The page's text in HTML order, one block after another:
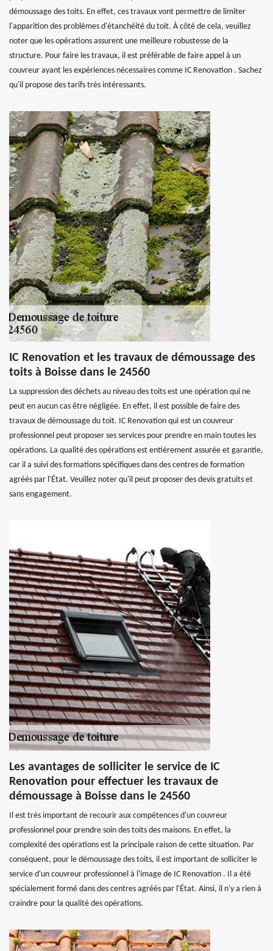
démoussage des toits. En effet, ces travaux vont permettre de limiter
l'apparition des problèmes d'étanchéité du toit. À côté de cela, veuillez
noter que les opérations assurent une meilleure robustesse de la
structure. Pour faire les travaux, il est préférable de faire appel à un
couvreur ayant les expériences nécessaires comme IC Renovation . Sachez
qu'il propose des tarifs très intéressants.
IC Renovation et les travaux de démoussage des
toits à Boisse dans le 24560
La suppression des déchets au niveau des toits est une opération qui ne
peut en aucun cas être négligée. En effet, il est possible de faire des
travaux de démoussage du toit. IC Renovation qui est un couvreur
professionnel peut proposer ses services pour prendre en main toutes les
opérations. La qualité des opérations est entièrement assurée et garantie,
car il a suivi des formations spécifiques dans des centres de formation
agréés par l'État. Veuillez noter qu'il peut proposer des devis gratuits et
sans engagement.
Les avantages de solliciter le service de IC
Renovation pour effectuer les travaux de
démoussage à Boisse dans le 24560
Il est très important de recourir aux compétences d'un couvreur
professionnel pour prendre soin des toits des maisons. En effet, la
complexité des opérations est la principale raison de cette situation. Par
conséquent, pour le démoussage des toits, il est important de solliciter le
service d'un couvreur professionnel à l'image de IC Renovation . Il a été
spécialement formé dans des centres agréés par l'État. Ainsi, il n'y a rien à
craindre pour la qualité des opérations.